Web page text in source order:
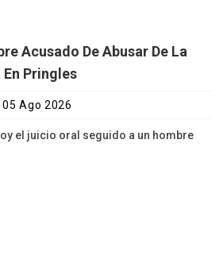
Acusado De Abusar De La
En Pringles
05 Ago 2026
el juicio oral seguido a un hombre